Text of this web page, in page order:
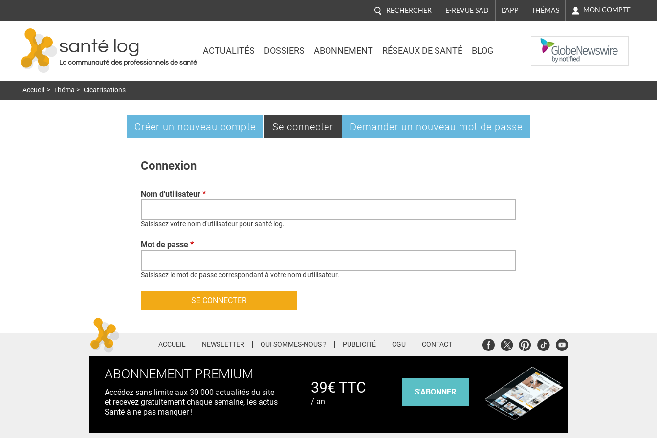
RECHERCHER E-REVUE SAD L'APP THÉMAS MON COMPTE
santé log
La communauté des professionnels de santé
ACTUALITÉS DOSSIERS ABONNEMENT RÉSEAUX DE SANTÉ BLOG
NASDAQ
Accueil > Théma > Cicatrisations
Onglets
Créer un nouveau compte Se connecter (onglet
actif)
Demander un nouveau mot de passe
Connexion
Nom d'utilisateur *
Saisissez votre nom d'utilisateur pour santé log.
Mot de passe *
Saisissez le mot de passe correspondant à votre nom d'utilisateur.
ACCUEIL NEWSLETTER QUI SOMMES-NOUS ? PUBLICITÉ CGU CONTACT FacebookTwitterPinterest
TiktokYoutube
ABONNEMENT PREMIUM
Accédez sans limite aux 30 000 actualités du site
et recevez gratuitement chaque semaine, les actus
Santé à ne pas manquer !
39€ TTC
/ an
S'ABONNER